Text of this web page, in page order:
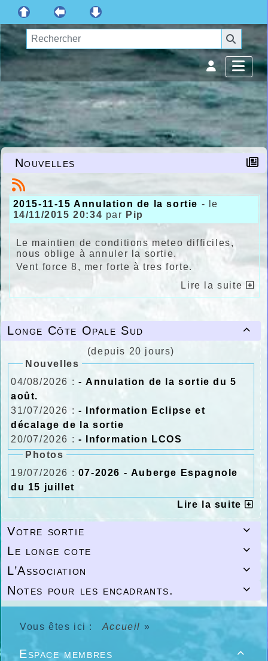

Longe Côte Opale Sud
(depuis 20 jours)
Nouvelles
04/08/2026 : - Annulation de la sortie du 5
août.
31/07/2026 : - Information Eclipse et
décalage de la sortie
20/07/2026 : - Information LCOS
Photos
19/07/2026 : 07-2026 - Auberge Espagnole
du 15 juillet
Lire la suite

Votre sortie

Le longe cote

L’Association

Notes pour les encadrants.
Nouvelles
2015-11-15 Annulation de la sortie - le
14/11/2015 20:34 par Pip
Le maintien de conditions meteo difficiles,
nous oblige à annuler la sortie.
Vent force 8, mer forte à tres forte.
Lire la suite
Vous êtes ici : Accueil »

Espace membres